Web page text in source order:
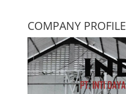
COMPANY PROFILE